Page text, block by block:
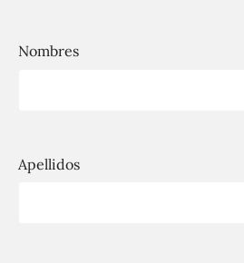
Nombres
Apellidos